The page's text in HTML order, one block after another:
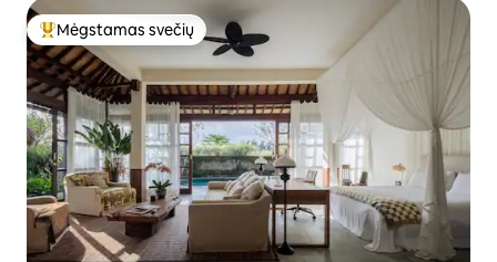
Svečių mėgstamiausias
Mėgstamas svečių